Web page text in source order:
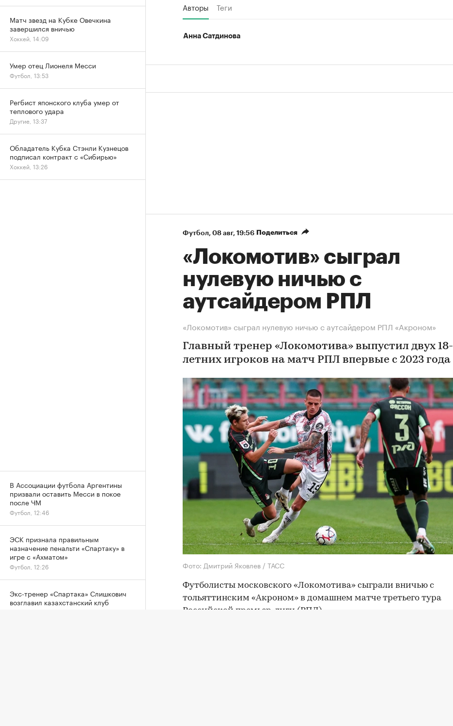
Авторы Теги
Анна Сатдинова
Футбол⁠, 08 авг, 19:56 Поделиться
«Локомотив» сыграл
нулевую ничью с
аутсайдером РПЛ
«Локомотив» сыграл нулевую ничью с аутсайдером РПЛ «Акроном»
Главный тренер «Локомотива» выпустил двух 18-
летних игроков на матч РПЛ впервые с 2023 года
Фото: Дмитрий Яковлев / ТАСС
Футболисты московского «Локомотива» сыграли вничью с
тольяттинским «Акроном» в домашнем матче третьего тура
Российской премьер-лиги (РПЛ).
Матч звезд на Кубке Овечкина
завершился вничью
Хоккей, 14:09
Умер отец Лионеля Месси
Футбол, 13:53
Регбист японского клуба умер от
теплового удара
Другие, 13:37
Обладатель Кубка Стэнли Кузнецов
подписал контракт с «Сибирью»
Хоккей, 13:26
В Ассоциации футбола Аргентины
призвали оставить Месси в покое
после ЧМ
Футбол, 12:46
ЭСК признала правильным
назначение пенальти «Спартаку» в
игре с «Ахматом»
Футбол, 12:26
Экс-тренер «Спартака» Слишкович
возглавил казахстанский клуб